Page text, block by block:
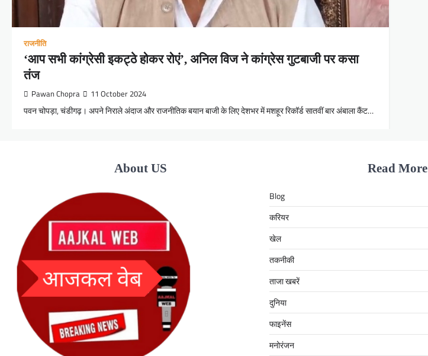
राजनीति
‘आप सभी कांग्रेसी इकट्ठे होकर रोएं’, अनिल विज ने कांग्रेस गुटबाजी पर कसा
तंज
Pawan Chopra 11 October 2024
पवन चोपड़ा, चंडीगढ़। अपने निराले अंदाज और राजनीतिक बयान बाजी के लिए देशभर में मशहूर रिकॉर्ड सातवीं बार अंबाला कैंट…
About US Read More
Blog
करियर
खेल
तकनीकी
ताजा खबरें
दुनिया
फाइनेंस
मनोरंजन